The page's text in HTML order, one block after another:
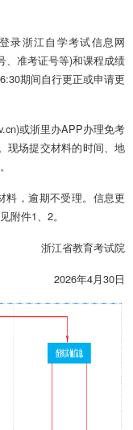
浙江自学考试信息网
、准考证号等)和课程成绩
期间自行更正或申请更
或浙里办APP办理免考
现场提交材料的时间、地
，逾期不受理。信息更
附件1、2。
浙江省教育考试院
2026年4月30日